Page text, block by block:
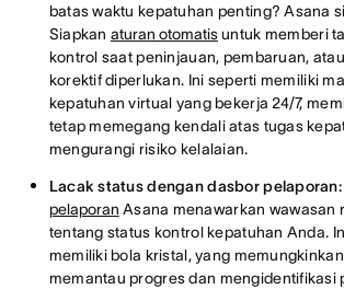
batas waktu kepatuhan penting? Asana
Siapkan aturan otomatisuntuk memberi
kontrol saat peninjauan, pembaruan,
korektif diperlukan. Ini seperti memiliki
kepatuhan virtual yang bekerja 24/7,
tetap memegang kendali atas tugas
mengurangi risiko kelalaian.
Lacak status dengan dasbor pelaporan:
pelaporan Asana menawarkan wawasan
tentang status kontrol kepatuhan Anda.
memiliki bola kristal, yang
memantau progres dan mengidentifikasi